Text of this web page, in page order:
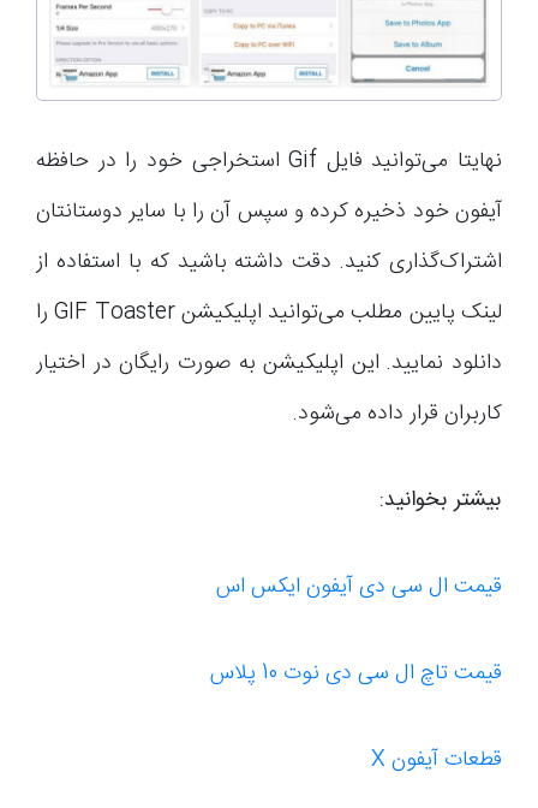
نهایتا می‌توانید فایل Gif استخراجی خود را در حافظه
آیفون خود ذخیره کرده و سپس آن را با سایر دوستانتان
اشتراک‌گذاری کنید. دقت داشته باشید که با استفاده از
لینک پایین مطلب می‌توانید اپلیکیشن GIF Toaster را
دانلود نمایید. این اپلیکیشن به صورت رایگان در اختیار
کاربران قرار داده می‌شود.
بیشتر بخوانید:
قیمت ال سی دی آیفون ایکس اس
قیمت تاچ ال سی دی نوت 10 پلاس
قطعات آیفون X